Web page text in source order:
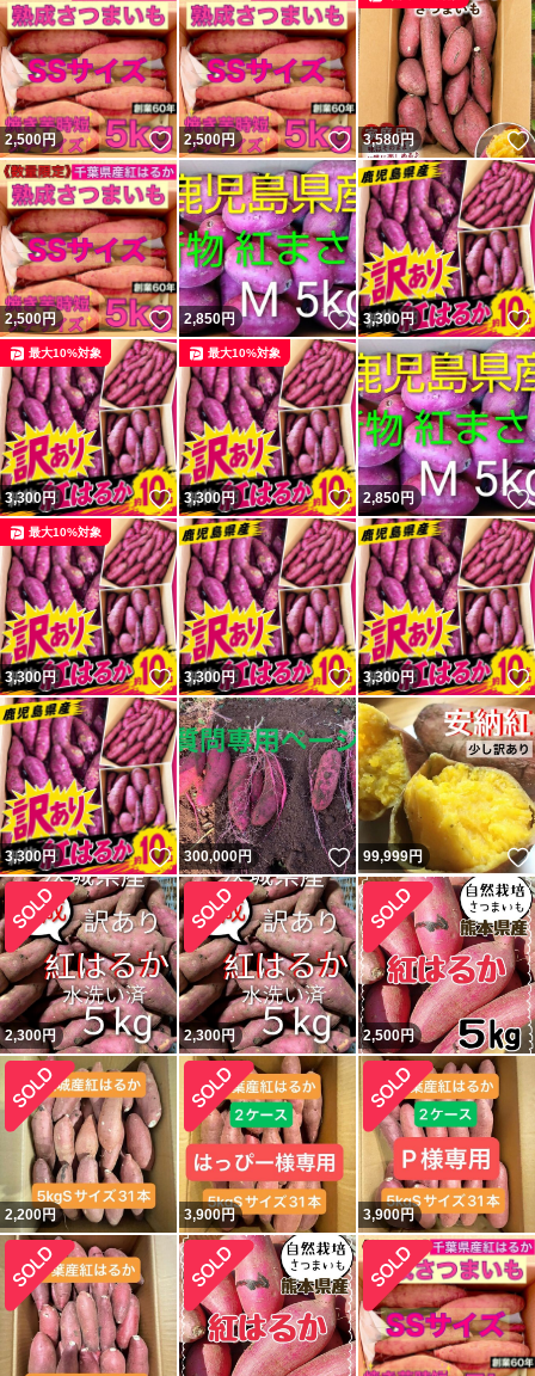
2,500円 いいね！
2,500円 いいね！
3,580円
2,500円 いいね！
2,850円 いいね！
3,300円
3,300円 いいね！
最大10%対象
3,300円 いいね！
最大10%対象
2,850円
3,300円 いいね！
最大10%対象
3,300円 いいね！
3,300円
3,300円 いいね！
300,000円 いいね！
99,999円
2,300円 2,300円 2,500円
2,200円 3,900円 3,900円